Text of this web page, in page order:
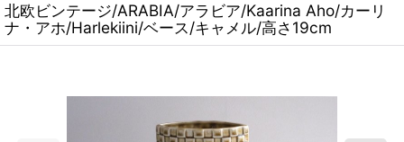
北欧ビンテージ/ARABIA/アラビア/Kaarina Aho/カーリ
ナ・アホ/Harlekiini/ベース/キャメル/高さ19cm